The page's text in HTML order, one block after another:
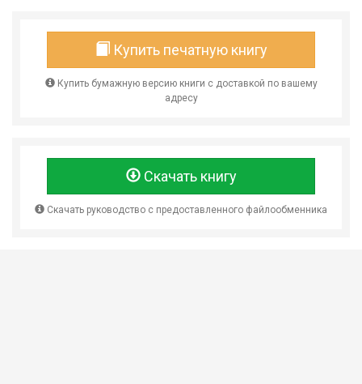
Купить печатную книгу
Купить бумажную версию книги с доставкой по вашему
адресу
Скачать книгу
Скачать руководство с предоставленного файлообменника